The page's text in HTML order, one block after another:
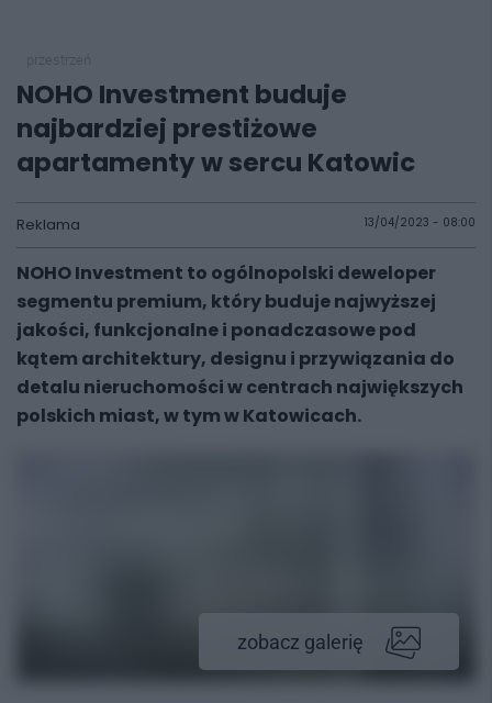
NOHO Investment buduje
najbardziej prestiżowe
apartamenty w sercu Katowic
Reklama 13/04/2023 - 08:00
NOHO Investment to ogólnopolski deweloper
segmentu premium, który buduje najwyższej
jakości, funkcjonalne i ponadczasowe pod
kątem architektury, designu i przywiązania do
detalu nieruchomości w centrach największych
polskich miast, w tym w Katowicach.
zobacz galerię